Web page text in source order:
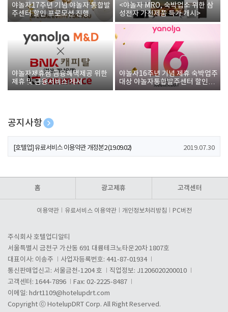
야놀자17주년 기념 야놀자 통합발
주센터 할인 프로모션 진행
<야놀자 MRO, 숙박업소 위한 삼
성전자 가전제품 특가 개시>
야놀자제휴점 금융혜택제공 위한
제휴 및 금융서비스 게시
야놀자16주년 기념 제휴 숙박업주
대상 야놀자통합발주센터 할인쿠
폰 증정
공지사항
[호텔업] 개인정보 처리방침 개정본1 (19.09.02)
[호텔업] 유료서비스 이용약관 개정본2 (19.09.02) 2019.07.30
홈 광고제휴 고객센터
이용약관 유료서비스 이용약관 개인정보처리방침 PC버전
주식회사 호텔업디알티
서울특별시 금천구 가산동 691 대륭테크노타운20차 1807호
대표이사: 이송주
사업자등록번호: 441-87-01934
통신판매업신고: 서울금천-1204 호
직업정보: J1206020200010
고객센터: 1644-7896
Fax: 02-2225-8487
이메일: hdrt1109@hotelupdrt.com
Copyright ⓒ HotelupDRT Corp. All Right Reserved.